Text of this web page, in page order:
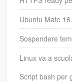
Ubuntu Mate
Sospendere
Linux va a
Script bash per